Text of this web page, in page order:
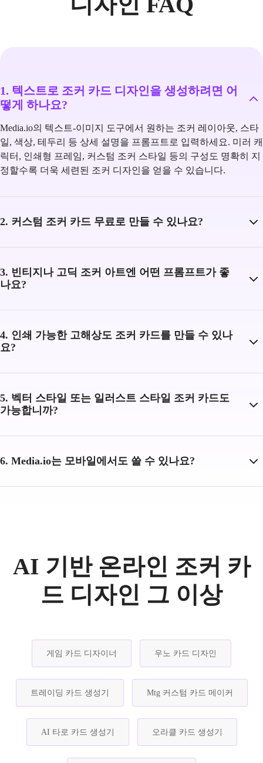
1. 텍스트로 조커 카드 디자인을 생성하려면 어
떻게 하나요?
Media.io의 텍스트-이미지 도구에서 원하는 조커 레이아웃, 스타
일, 색상, 테두리 등 상세 설명을 프롬프트로 입력하세요. 미러 캐
릭터, 인쇄형 프레임, 커스텀 조커 스타일 등의 구성도 명확히 지
정할수록 더욱 세련된 조커 디자인을 얻을 수 있습니다.
2. 커스텀 조커 카드 무료로 만들 수 있나요?
3. 빈티지나 고딕 조커 아트엔 어떤 프롬프트가 좋
나요?
4. 인쇄 가능한 고해상도 조커 카드를 만들 수 있나
요?
5. 벡터 스타일 또는 일러스트 스타일 조커 카드도
가능합니까?
6. Media.io는 모바일에서도 쓸 수 있나요?
AI 기반 온라인 조커 카
드 디자인 그 이상
게임 카드 디자이너 우노 카드 디자인
트레이딩 카드 생성기 Mtg 커스텀 카드 메이커
AI 타로 카드 생성기 오라클 카드 생성기